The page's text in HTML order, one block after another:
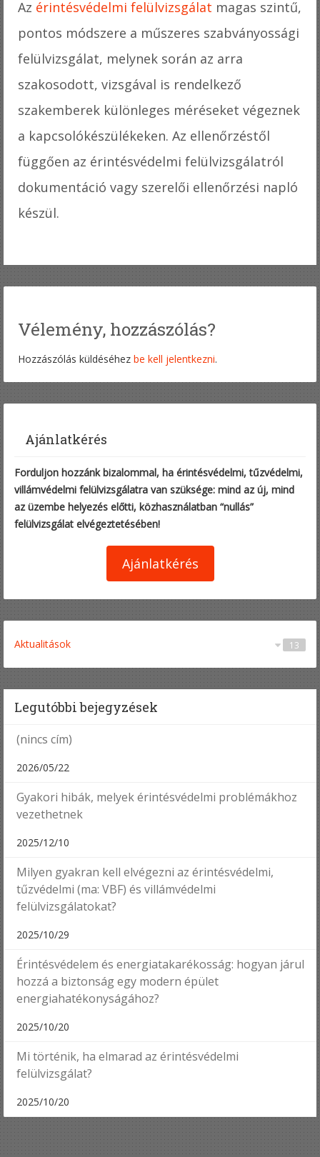
Az érintésvédelmi felülvizsgálat magas szintű,
pontos módszere a műszeres szabványossági
felülvizsgálat, melynek során az arra
szakosodott, vizsgával is rendelkező
szakemberek különleges méréseket végeznek
a kapcsolókészülékeken. Az ellenőrzéstől
függően az érintésvédelmi felülvizsgálatról
dokumentáció vagy szerelői ellenőrzési napló
készül.
Vélemény, hozzászólás?
Hozzászólás küldéséhez be kell jelentkezni.
Ajánlatkérés
Forduljon hozzánk bizalommal, ha érintésvédelmi, tűzvédelmi,
villámvédelmi felülvizsgálatra van szüksége: mind az új, mind
az üzembe helyezés előtti, közhasználatban “nullás”
felülvizsgálat elvégeztetésében!
Ajánlatkérés
Aktualitások 13
Egyéb 1
Érintésvédelem 8
Tűzvédelem 3
Villámvédelem 1
Legutóbbi bejegyzések
(nincs cím)
2026/05/22
Gyakori hibák, melyek érintésvédelmi problémákhoz
vezethetnek
2025/12/10
Milyen gyakran kell elvégezni az érintésvédelmi,
tűzvédelmi (ma: VBF) és villámvédelmi
felülvizsgálatokat?
2025/10/29
Érintésvédelem és energiatakarékosság: hogyan járul
hozzá a biztonság egy modern épület
energiahatékonyságához?
2025/10/20
Mi történik, ha elmarad az érintésvédelmi
felülvizsgálat?
2025/10/20